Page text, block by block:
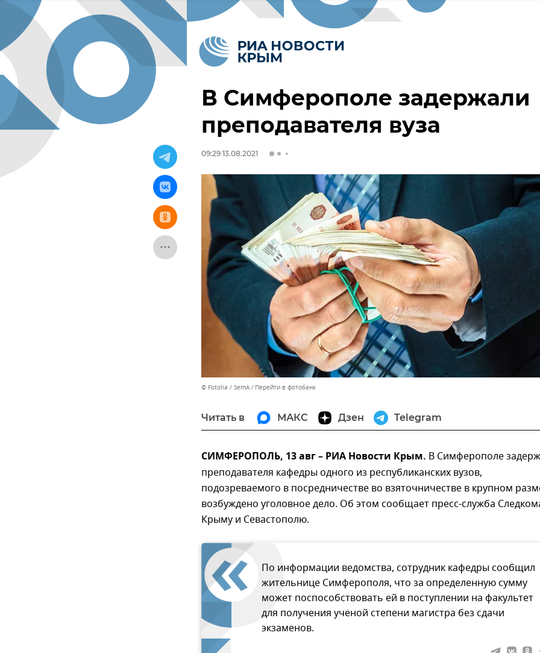
В Симферополе задержали
преподавателя вуза
09:29 13.08.2021
© Fotolia / SemA Перейти в фотобанк
Читать в МАКС Дзен Telegram
СИМФЕРОПОЛЬ, 13 авг – РИА Новости Крым. В Симферополе
преподавателя кафедры одного из республиканских вузов,
подозреваемого в посредничестве во взяточничестве в крупном
возбуждено уголовное дело. Об этом сообщает пресс-служба
Крыму и Севастополю.
По информации ведомства, сотрудник кафедры сообщил
жительнице Симферополя, что за определенную сумму
может поспособствовать ей в поступлении на факультет
для получения ученой степени магистра без сдачи
экзаменов.